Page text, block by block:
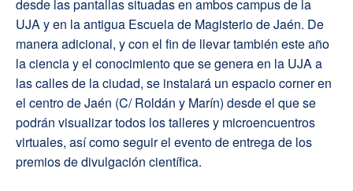
desde las pantallas situadas en ambos campus de la
UJA y en la antigua Escuela de Magisterio de Jaén. De
manera adicional, y con el fin de llevar también este año
la ciencia y el conocimiento que se genera en la UJA a
las calles de la ciudad, se instalará un espacio corner en
el centro de Jaén (C/ Roldán y Marín) desde el que se
podrán visualizar todos los talleres y microencuentros
virtuales, así como seguir el evento de entrega de los
premios de divulgación científica.